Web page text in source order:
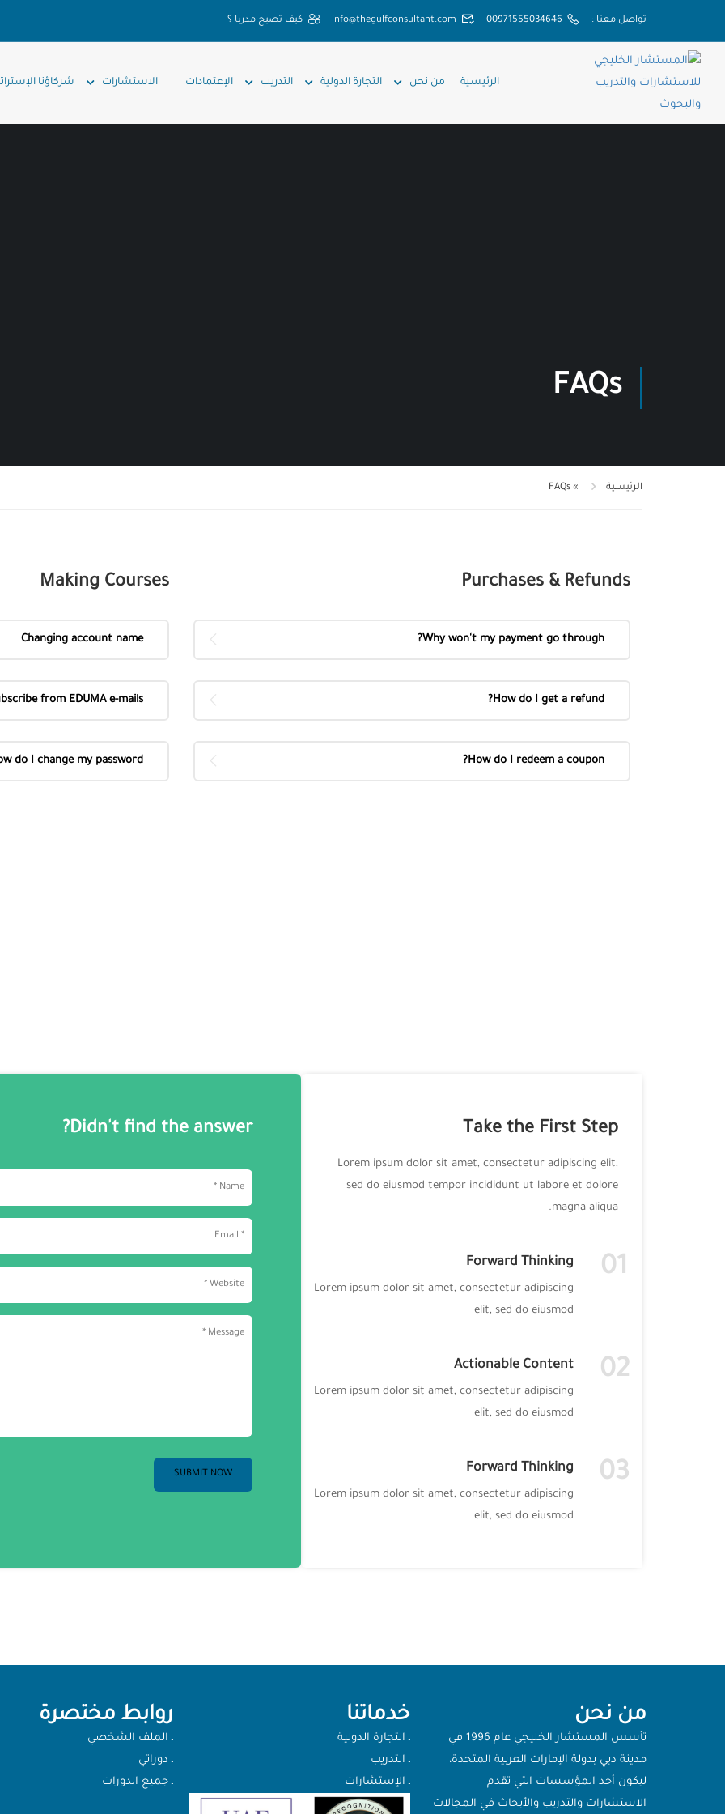
تواصل معنا : 00971555034646
info@thegulfconsultant.com كيف تصبح مدربا ؟
الرئيسية من نحن التجارة الدولية التدريب الإعتمادات الاستشارات شركاؤنا
FAQs
الرئيسية »
FAQs
Purchases & Refunds
Why won't my payment go through?
How do I get a refund?
How do I redeem a coupon?
Making Courses
Changing account name
from EDUMA e-mails?
do I change my password?
Take the First Step
Lorem ipsum dolor sit amet, consectetur adipiscing elit,
sed do eiusmod tempor incididunt ut labore et dolore
magna aliqua.
01
Forward Thinking
Lorem ipsum dolor sit amet, consectetur adipiscing
elit, sed do eiusmod
02
Actionable Content
Lorem ipsum dolor sit amet, consectetur adipiscing
elit, sed do eiusmod
03
Forward Thinking
Lorem ipsum dolor sit amet, consectetur adipiscing
elit, sed do eiusmod
Didn't find the answer?
من نحن
تأسس المستشار الخليجي عام 1996 في
مدينة دبي بدولة الإمارات العربية المتحدة،
ليكون أحد المؤسسات التي تقدم
الاستشارات والتدريب والأبحاث في المجالات
خدماتنا
ـ التجارة الدولية
ـ التدريب
ـ الإستشارات
روابط مختصرة
ـ الملف الشخصي
ـ دوراتي
ـ جميع الدورات